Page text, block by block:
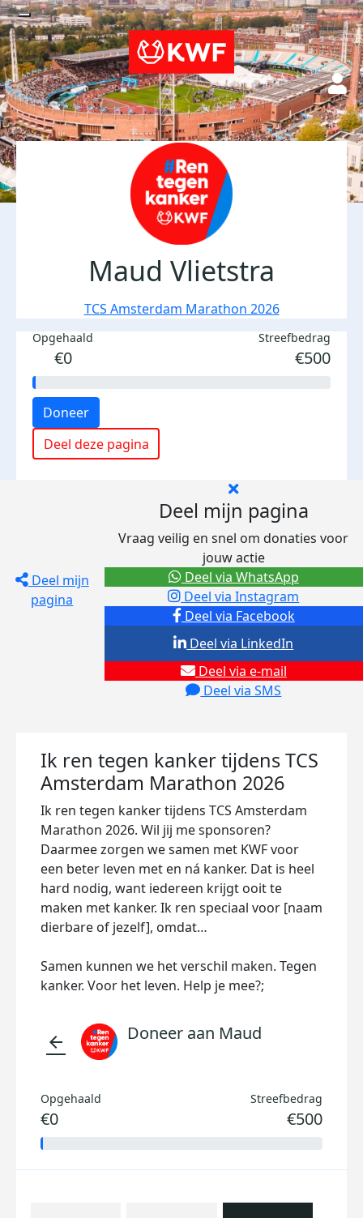
Maud Vlietstra
TCS Amsterdam Marathon 2026
Opgehaald
€0
Streefbedrag
€500
Doneer
Deel deze pagina
Deel mijn
pagina
Deel mijn pagina
Vraag veilig en snel om donaties voor
jouw actie
Deel via Facebook
Deel via Instagram
Deel via e-mail
Deel via SMS
Deel via LinkedIn
Deel via WhatsApp
Ik ren tegen kanker tijdens TCS
Amsterdam Marathon 2026
Ik ren tegen kanker tijdens TCS Amsterdam
Marathon 2026. Wil jij me sponsoren?
Daarmee zorgen we samen met KWF voor
een beter leven met en ná kanker. Dat is heel
hard nodig, want iedereen krijgt ooit te
maken met kanker. Ik ren speciaal voor [naam
dierbare of jezelf], omdat…
Samen kunnen we het verschil maken. Tegen
kanker. Voor het leven. Help je mee?;
arrow_back Doneer aan Maud
Opgehaald
€0
Streefbedrag
€500